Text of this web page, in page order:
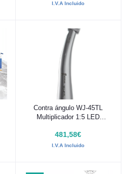
I.V.A Incluido
Añadir al carrito
Contra ángulo WJ-45TL
Multiplicador 1:5 LED
481,58€
I.V.A Incluido